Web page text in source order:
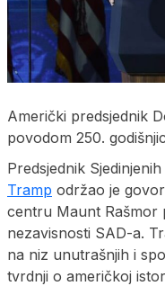
Američki predsjednik
povodom 250.
Predsjednik
Tramp održao je
centru Maunt Rašmor
nezavisnosti SAD-a.
na niz unutrašnjih i
tvrdnji o američkoj